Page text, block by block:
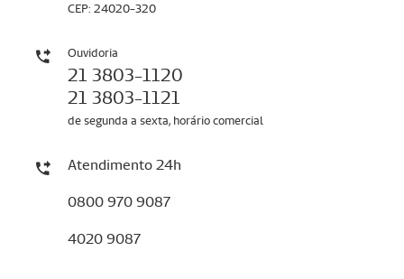
CEP: 24020-320
Ouvidoria
21 3803-1120
21 3803-1121
de segunda a sexta, horário comercial
Atendimento 24h
0800 970 9087
4020 9087